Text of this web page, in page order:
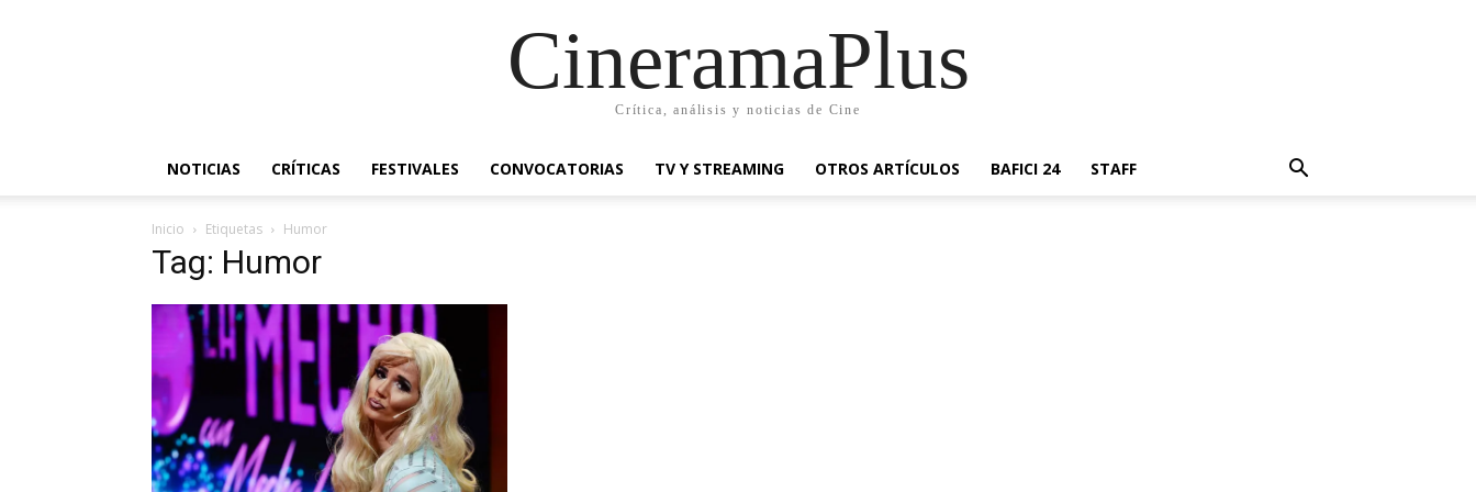
CineramaPlus
Crítica, análisis y noticias de Cine
NOTICIAS CRÍTICAS FESTIVALES CONVOCATORIAS TV Y STREAMING OTROS ARTÍCULOS BAFICI 24 STAFF
Inicio Etiquetas Humor
Tag: Humor